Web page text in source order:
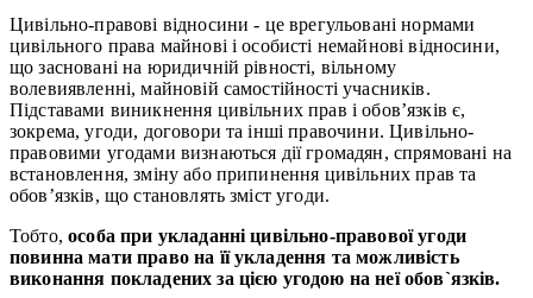
Цивільно-правові відносини - це врегульовані нормами
цивільного права майнові і особисті немайнові відносини,
що засновані на юридичній рівності, вільному
волевиявленні, майновій самостійності учасників.
Підставами виникнення цивільних прав і обов’язків є,
зокрема, угоди, договори та інші правочини. Цивільно-
правовими угодами визнаються дії громадян, спрямовані на
встановлення, зміну або припинення цивільних прав та
обов’язків, що становлять зміст угоди.
Тобто,особа при укладанні цивільно-правової угоди
повинна мати право на її укладення та можливість
виконання покладених за цією угодою на неї обов`язків.